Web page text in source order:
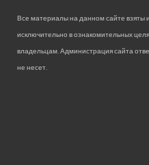
Все материалы на данном сайте взяты
исключительно в ознакомительных
владельцам. Администрация сайта
не несет.